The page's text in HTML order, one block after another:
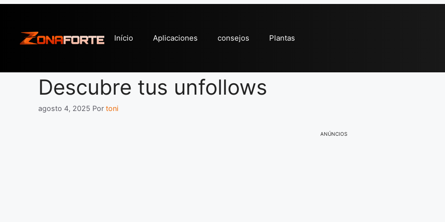
conteúdo
Início Aplicaciones consejos Plantas
Descubre tus unfollows
agosto 4, 2025 Por toni
ANÚNCIOS